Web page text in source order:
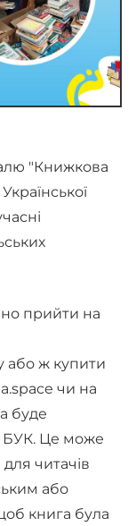
"Книжкова
прийти на
або ж купити
чи на
буде
БУК. Це може
читачів
або
книга була